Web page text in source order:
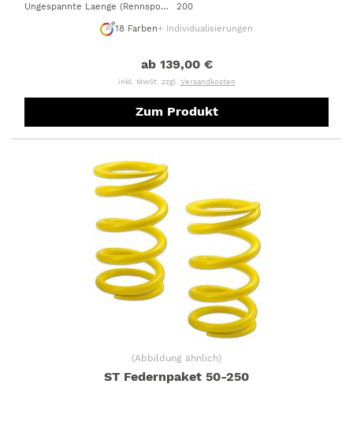
Ungespannte Laenge (Rennsportfeder)
200
18 Farben+ Individualisierungen
ab 139,00 €
inkl. MwSt. zzgl. Versandkosten
Zum Produkt
(Abbildung ähnlich)
ST Federnpaket 50-250